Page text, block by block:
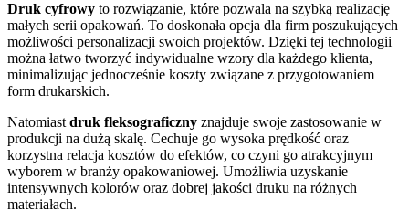
Druk cyfrowy to rozwiązanie, które pozwala na szybką realizację
małych serii opakowań. To doskonała opcja dla firm poszukujących
możliwości personalizacji swoich projektów. Dzięki tej technologii
można łatwo tworzyć indywidualne wzory dla każdego klienta,
minimalizując jednocześnie koszty związane z przygotowaniem
form drukarskich.
Natomiast druk fleksograficzny znajduje swoje zastosowanie w
produkcji na dużą skalę. Cechuje go wysoka prędkość oraz
korzystna relacja kosztów do efektów, co czyni go atrakcyjnym
wyborem w branży opakowaniowej. Umożliwia uzyskanie
intensywnych kolorów oraz dobrej jakości druku na różnych
materiałach.